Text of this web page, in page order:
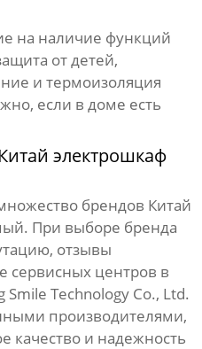
на наличие функций
от детей,
и термоизоляция
если в доме есть
Китай электрошкаф
брендов Китай
. При выборе бренда
отзывы
сервисных центров в
Technology Co., Ltd.
производителями,
качество и надежность